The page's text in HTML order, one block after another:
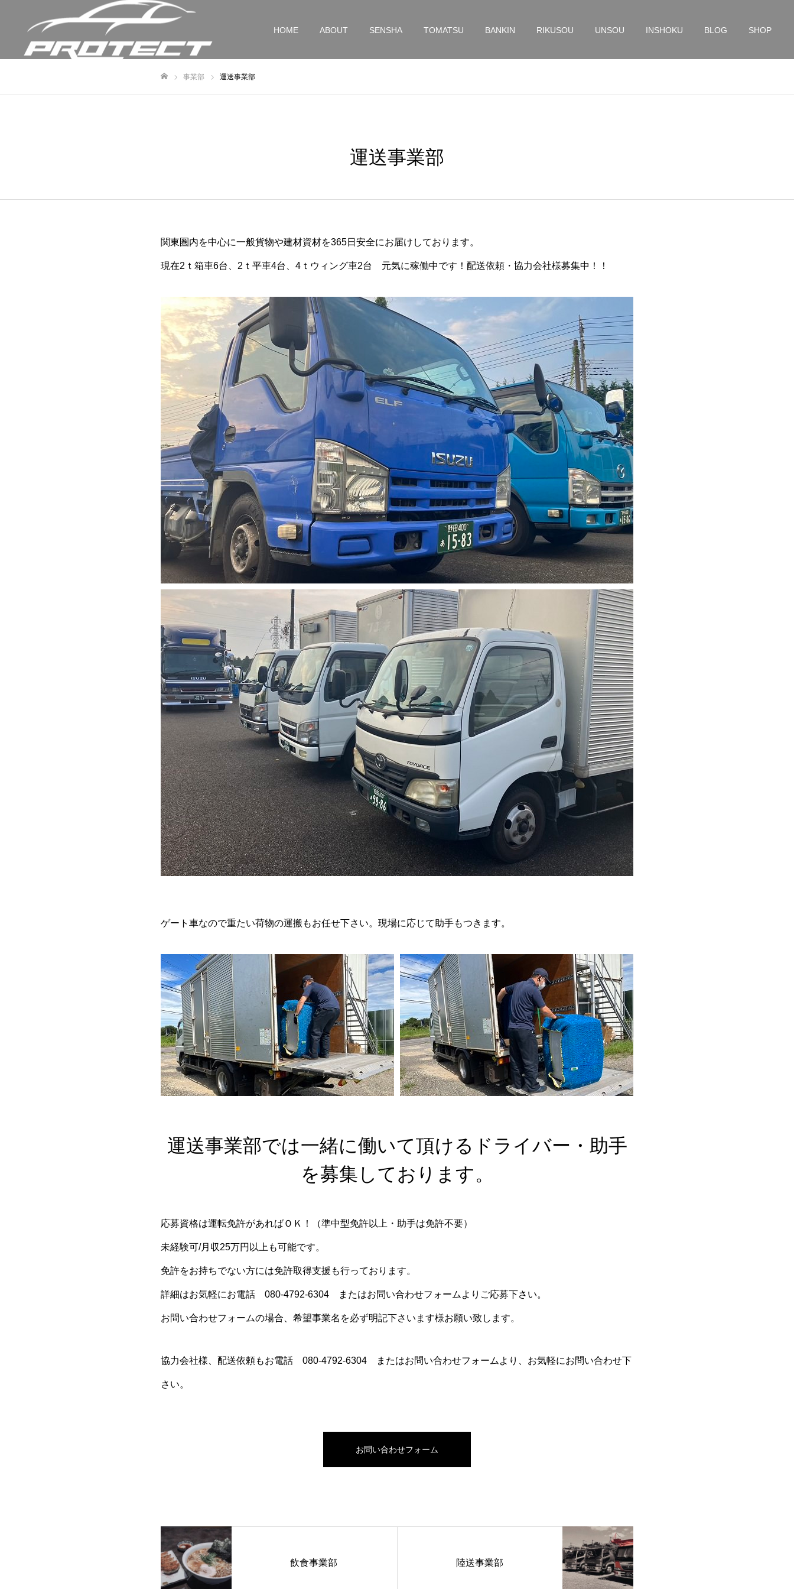
HOME ABOUT SENSHA TOMATSU BANKIN RIKUSOU UNSOU INSHOKU BLOG SHOP
事業部 運送事業部
運送事業部
関東圏内を中心に一般貨物や建材資材を365日安全にお届けしております。
現在2ｔ箱車6台、2ｔ平車4台、4ｔウィング車2台 元気に稼働中です！配送依頼・協力会社様募集中！！
ゲート車なので重たい荷物の運搬もお任せ下さい。現場に応じて助手もつきます。
運送事業部では一緒に働いて頂けるドライバー・助手
を募集しております。
応募資格は運転免許があればＯＫ！（準中型免許以上・助手は免許不要）
未経験可/月収25万円以上も可能です。
免許をお持ちでない方には免許取得支援も行っております。
詳細はお気軽にお電話 080-4792-6304 またはお問い合わせフォームよりご応募下さい。
お問い合わせフォームの場合、希望事業名を必ず明記下さいます様お願い致します。
協力会社様、配送依頼もお電話 080-4792-6304 またはお問い合わせフォームより、お気軽にお問い合わせ下
さい。
お問い合わせフォーム
飲食事業部 陸送事業部